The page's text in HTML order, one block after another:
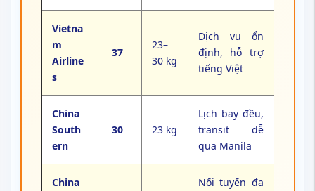
Vietna
m
Airline
s
37
23–
30 kg
Dịch vụ ổn
định, hỗ trợ
tiếng Việt
China
South
ern
30 23 kg
Lịch bay đều,
transit dễ
qua Manila
China
Nối tuyến đa